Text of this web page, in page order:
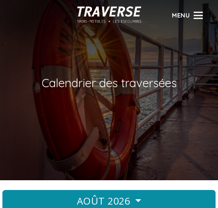
MENU
Calendrier des traversées
AOÛT 2026